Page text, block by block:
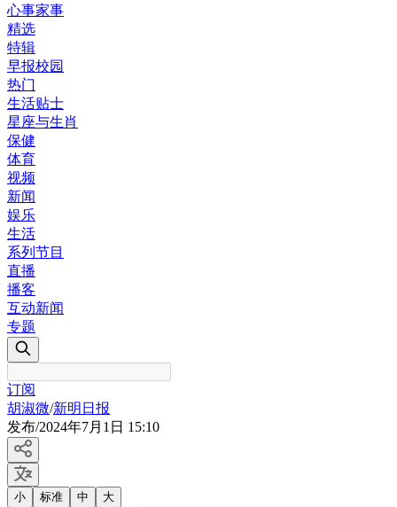
心事家事
精选
特辑
早报校园
热门
生活贴士
星座与生肖
保健
体育
视频
新闻
娱乐
生活
系列节目
直播
播客
互动新闻
专题
订阅
胡淑微/新明日报
发布/2024年7月1日 15:10
小 标准 中 大